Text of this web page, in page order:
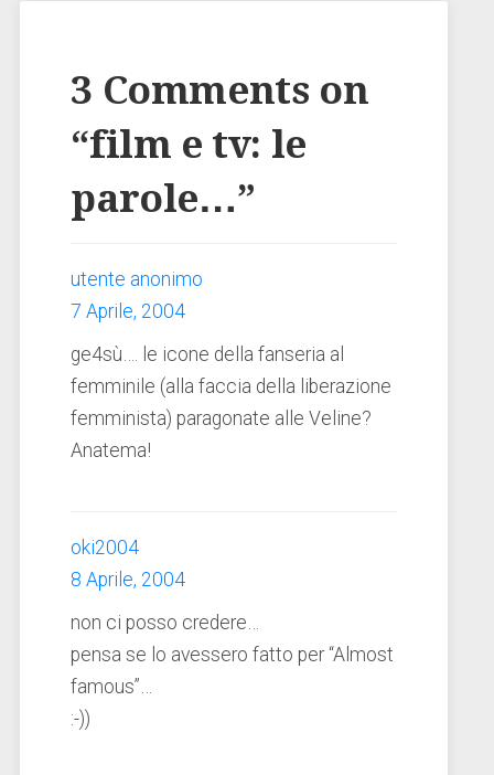
3 Comments on
“film e tv: le
parole…”
utente anonimo
7 Aprile, 2004
ge4sù…. le icone della fanseria al
femminile (alla faccia della liberazione
femminista) paragonate alle Veline?
Anatema!
oki2004
8 Aprile, 2004
non ci posso credere…
pensa se lo avessero fatto per “Almost
famous”…
:-))